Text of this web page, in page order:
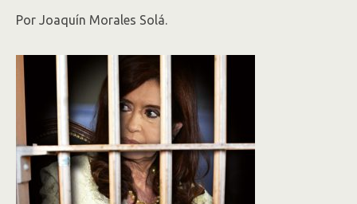
Por Joaquín Morales Solá.